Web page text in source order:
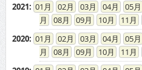
2018: 01 02 03 04 05
08
09 10 11
2017: 01 02 03 04 05
08
09 10 11